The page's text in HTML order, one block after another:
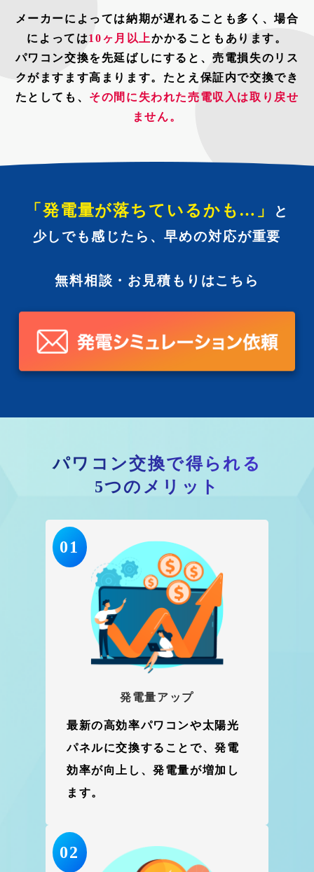
メーカーによっては納期が遅れることも多く、場合
によっては10ヶ月以上かかることもあります。
パワコン交換を先延ばしにすると、売電損失のリス
クがますます高まります。たとえ保証内で交換でき
たとしても、 その間に失われた売電収入は取り戻せ
ません。
「発電量が落ちているかも…」
と
少しでも感じたら、早めの対応が重要
無料相談・お見積もりはこちら
パワコン交換で得られる
5つのメリット
01
発電量アップ
最新の高効率パワコンや太陽光
パネルに交換することで、発電
効率が向上し、発電量が増加し
ます。
02